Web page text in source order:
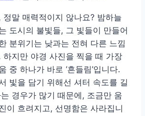
진
보
정
앱
추
천
및
리
정말 매력적이지 않나요? 밤하늘
도시의 불빛들, 그 빛들이 만들어
분위기는 낮과는 전혀 다른 느낌
하지만 야경 사진을 찍을 때 가장
중 하나가 바로 ‘흔들림’입니다.
빛을 담기 위해선 셔터 속도를 길
경우가 많기 때문에, 조금만 움
이 흐려지고, 선명함은 사라집니